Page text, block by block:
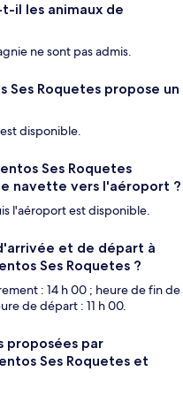
il les animaux de
ne sont pas admis.
Ses Roquetes propose un
disponible.
Ses Roquetes
navette vers l'aéroport ?
l'aéroport est disponible.
et de départ à
Ses Roquetes ?
: 14 h 00 ; heure de fin de
de départ : 11 h 00.
proposées par
Ses Roquetes et